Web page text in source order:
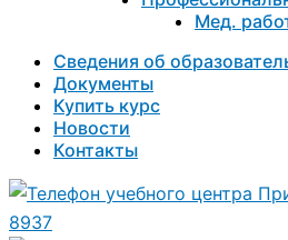
Мед.
Сведения об
Документы
Купить курс
Новости
Контакты
8937